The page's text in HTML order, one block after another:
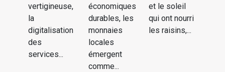
vertigineuse,
la
digitalisation
des
services...
économiques
durables, les
monnaies
locales
émergent
comme...
et le soleil
qui ont nourri
les raisins,...